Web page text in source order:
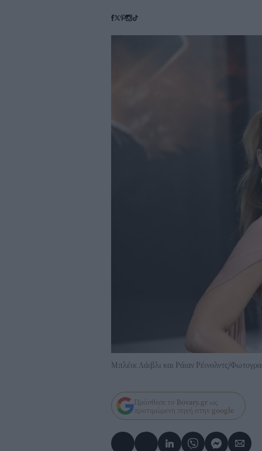
Μπλέικ Λάιβλι και Ράιαν Ρέινολντς/
Πρόσθεσε το Bovary.gr ως
προτιμώμενη πηγή στην google